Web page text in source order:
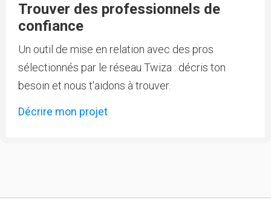
Trouver des professionnels de
confiance
Un outil de mise en relation avec des pros
sélectionnés par le réseau Twiza : décris ton
besoin et nous t'aidons à trouver.
Décrire mon projet